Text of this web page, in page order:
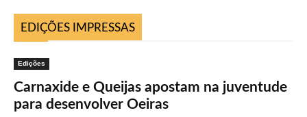
EDIÇÕES IMPRESSAS
Edições
Carnaxide e Queijas apostam na juventude
para desenvolver Oeiras